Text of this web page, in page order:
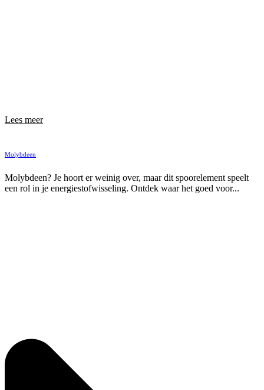
Lees meer
Molybdeen
Molybdeen? Je hoort er weinig over, maar dit spoorelement speelt
een rol in je energiestofwisseling. Ontdek waar het goed voor...